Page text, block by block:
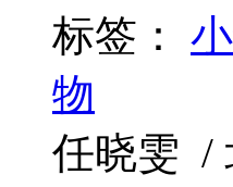
标签：
物
任晓雯 /